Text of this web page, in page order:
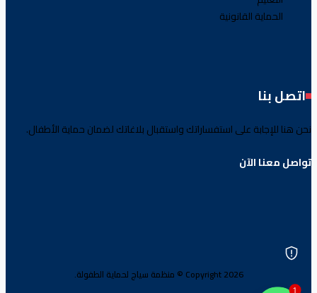
الحماية القانونية
اتصل بنا
نحن هنا للإجابة على استفساراتك واستقبال بلاغاتك لضمان حماية الأطفال.
تواصل معنا الآن
Copyright 2026 © منظمة سياج لحماية الطفولة.
1